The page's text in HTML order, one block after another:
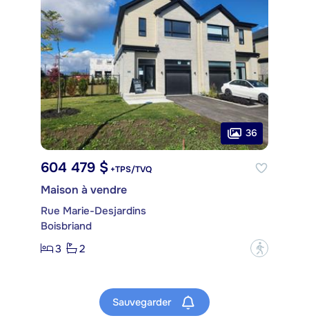
36
604 479 $ +TPS/TVQ
Maison à vendre
Rue Marie-Desjardins
Boisbriand
3
2 ?
Sauvegarder